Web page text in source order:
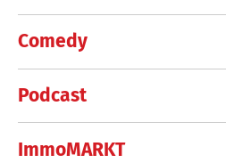
Comedy
Podcast
ImmoMARKT